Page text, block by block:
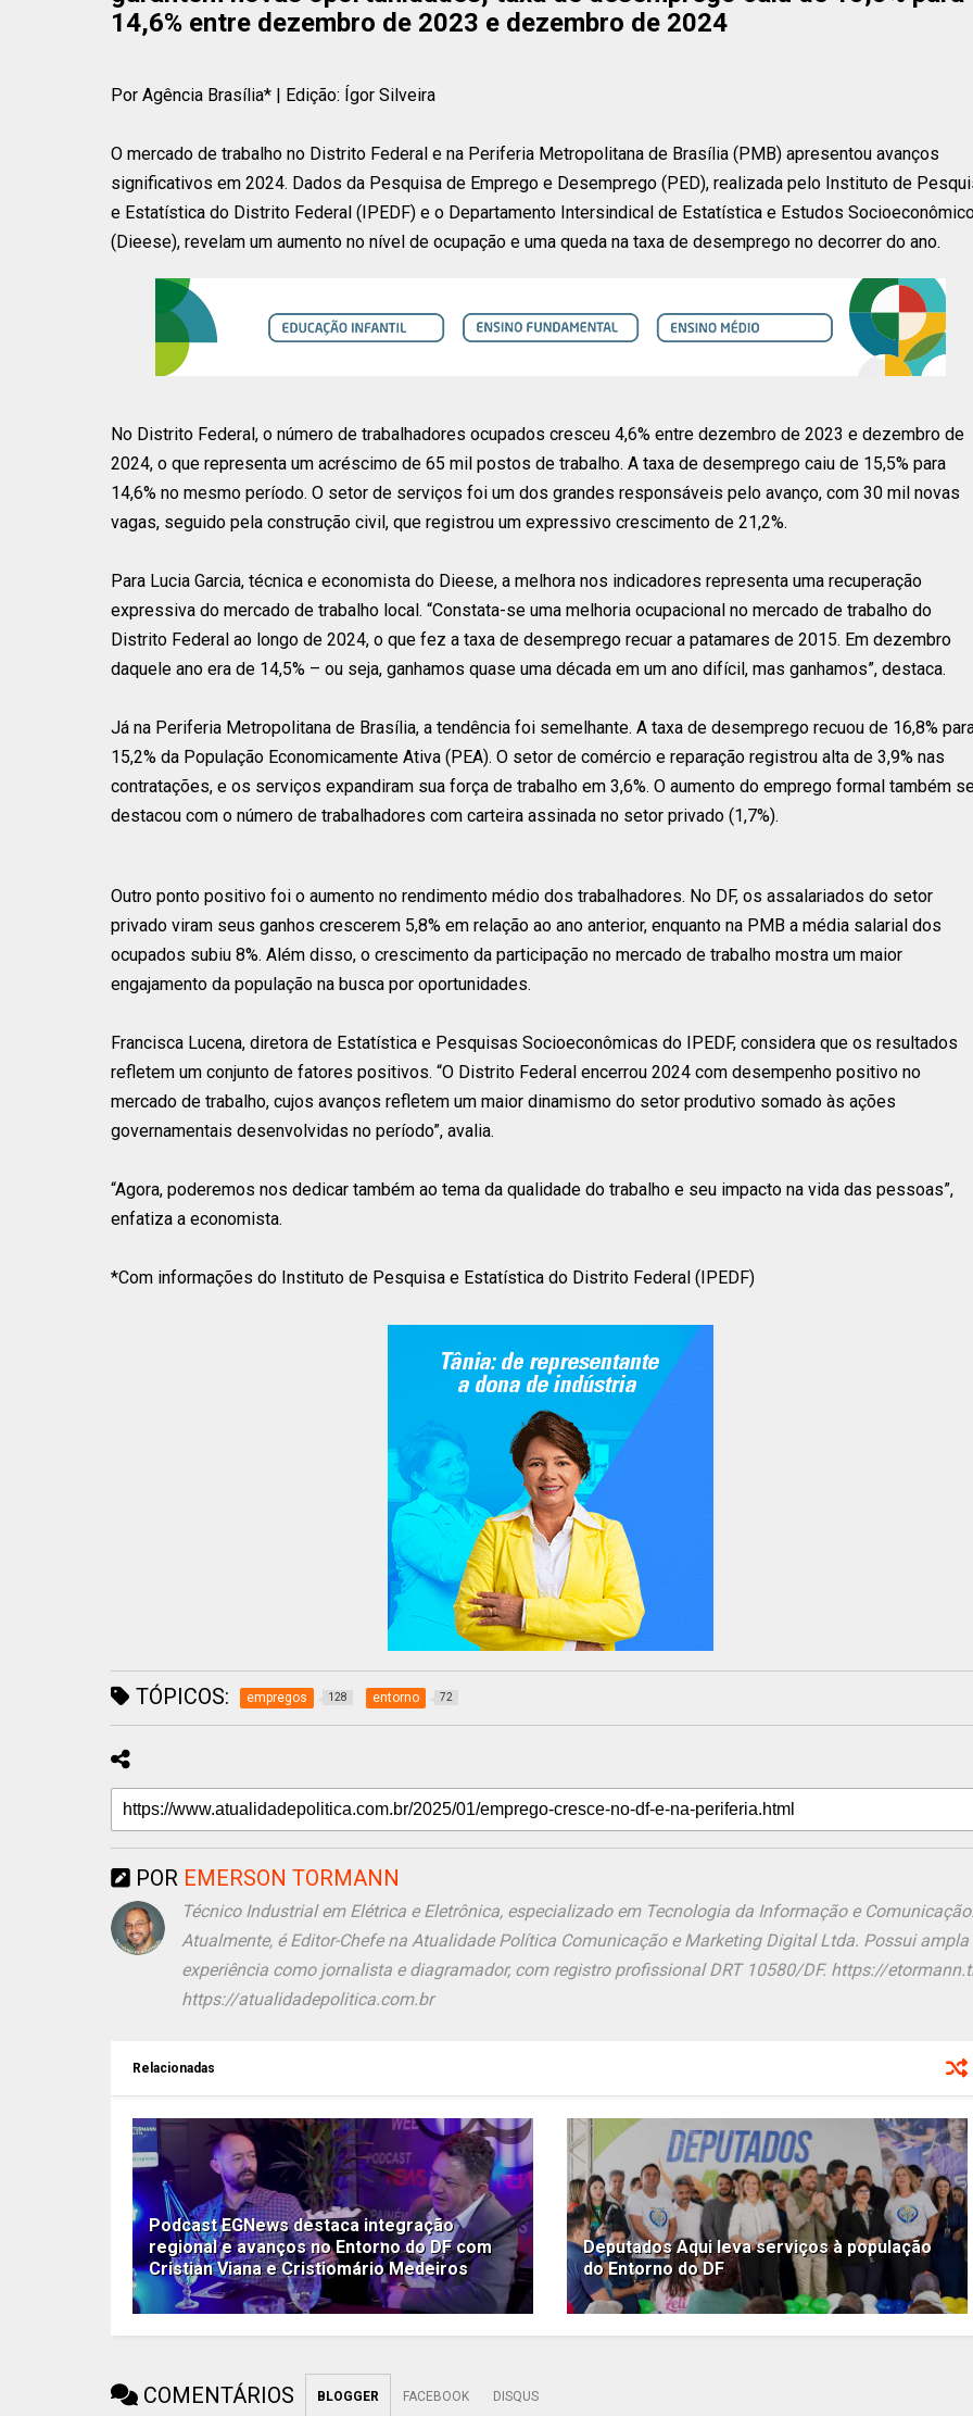
14,6% entre dezembro de 2023 e dezembro de 2024
Por Agência Brasília* | Edição: Ígor Silveira
O mercado de trabalho no Distrito Federal e na Periferia Metropolitana de Brasília (PMB) apresentou avanços
significativos em 2024. Dados da Pesquisa de Emprego e Desemprego (PED), realizada pelo Instituto de
e Estatística do Distrito Federal (IPEDF) e o Departamento Intersindical de Estatística e Estudos
(Dieese), revelam um aumento no nível de ocupação e uma queda na taxa de desemprego no decorrer do ano.
No Distrito Federal, o número de trabalhadores ocupados cresceu 4,6% entre dezembro de 2023 e dezembro de
2024, o que representa um acréscimo de 65 mil postos de trabalho. A taxa de desemprego caiu de 15,5% para
14,6% no mesmo período. O setor de serviços foi um dos grandes responsáveis pelo avanço, com 30 mil novas
vagas, seguido pela construção civil, que registrou um expressivo crescimento de 21,2%.
Para Lucia Garcia, técnica e economista do Dieese, a melhora nos indicadores representa uma recuperação
expressiva do mercado de trabalho local. “Constata-se uma melhoria ocupacional no mercado de trabalho do
Distrito Federal ao longo de 2024, o que fez a taxa de desemprego recuar a patamares de 2015. Em dezembro
daquele ano era de 14,5% – ou seja, ganhamos quase uma década em um ano difícil, mas ganhamos”, destaca.
Já na Periferia Metropolitana de Brasília, a tendência foi semelhante. A taxa de desemprego recuou de 16,8%
15,2% da População Economicamente Ativa (PEA). O setor de comércio e reparação registrou alta de 3,9% nas
contratações, e os serviços expandiram sua força de trabalho em 3,6%. O aumento do emprego formal também
destacou com o número de trabalhadores com carteira assinada no setor privado (1,7%).
Outro ponto positivo foi o aumento no rendimento médio dos trabalhadores. No DF, os assalariados do setor
privado viram seus ganhos crescerem 5,8% em relação ao ano anterior, enquanto na PMB a média salarial dos
ocupados subiu 8%. Além disso, o crescimento da participação no mercado de trabalho mostra um maior
engajamento da população na busca por oportunidades.
Francisca Lucena, diretora de Estatística e Pesquisas Socioeconômicas do IPEDF, considera que os resultados
refletem um conjunto de fatores positivos. “O Distrito Federal encerrou 2024 com desempenho positivo no
mercado de trabalho, cujos avanços refletem um maior dinamismo do setor produtivo somado às ações
governamentais desenvolvidas no período”, avalia.
“Agora, poderemos nos dedicar também ao tema da qualidade do trabalho e seu impacto na vida das pessoas”,
enfatiza a economista.
*Com informações do Instituto de Pesquisa e Estatística do Distrito Federal (IPEDF)
TÓPICOS: empregos 128 entorno 72
POR EMERSON TORMANN
Técnico Industrial em Elétrica e Eletrônica, especializado em Tecnologia da Informação e
Atualmente, é Editor-Chefe na Atualidade Política Comunicação e Marketing Digital Ltda. Possui ampla
experiência como jornalista e diagramador, com registro profissional DRT 10580/DF. https://
https://atualidadepolitica.com.br
Relacionadas
Podcast EGNews destaca integração
regional e avanços no Entorno do DF com
Cristian Viana e Cristiomário Medeiros
Deputados Aqui leva serviços à população
do Entorno do DF
COMENTÁRIOS BLOGGER FACEBOOK DISQUS